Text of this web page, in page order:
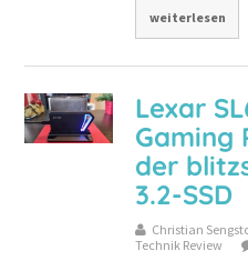
weiterlesen
Lexar
Gaming
der
3.2-SSD
Christian
Technik Review